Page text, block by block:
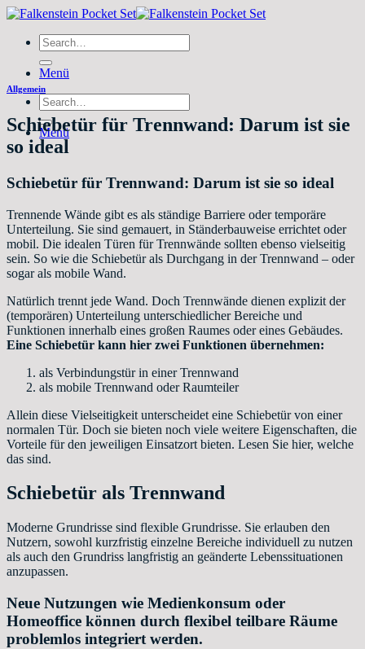
Zum
springenSearch
for:
Menü
Search
for:
Menü
Allgemein
Schiebetür für Trennwand: Darum ist sie
so ideal
Schiebetür für Trennwand: Darum ist sie so ideal
Trennende Wände gibt es als ständige Barriere oder temporäre
Unterteilung. Sie sind gemauert, in Ständerbauweise errichtet oder
mobil. Die idealen Türen für Trennwände sollten ebenso vielseitig
sein. So wie die Schiebetür als Durchgang in der Trennwand – oder
sogar als mobile Wand.
Natürlich trennt jede Wand. Doch Trennwände dienen explizit der
(temporären) Unterteilung unterschiedlicher Bereiche und
Funktionen innerhalb eines großen Raumes oder eines Gebäudes.
Eine Schiebetür kann hier zwei Funktionen übernehmen:
als Verbindungstür in einer Trennwand
als mobile Trennwand oder Raumteiler
Allein diese Vielseitigkeit unterscheidet eine Schiebetür von einer
normalen Tür. Doch sie bieten noch viele weitere Eigenschaften, die
Vorteile für den jeweiligen Einsatzort bieten. Lesen Sie hier, welche
das sind.
Schiebetür als Trennwand
Moderne Grundrisse sind flexible Grundrisse. Sie erlauben den
Nutzern, sowohl kurzfristig einzelne Bereiche individuell zu nutzen
als auch den Grundriss langfristig an geänderte Lebenssituationen
anzupassen.
Neue Nutzungen wie Medienkonsum oder
Homeoffice können durch flexibel teilbare Räume
problemlos integriert werden.